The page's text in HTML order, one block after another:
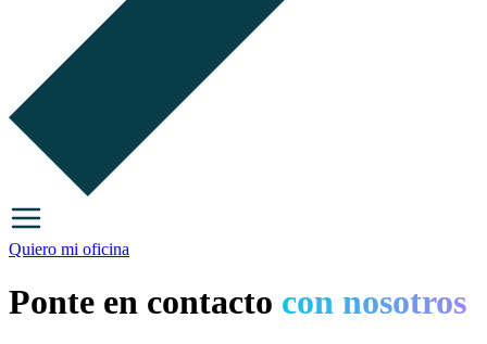
Quiero mi oficina
Ponte en contacto con nosotros